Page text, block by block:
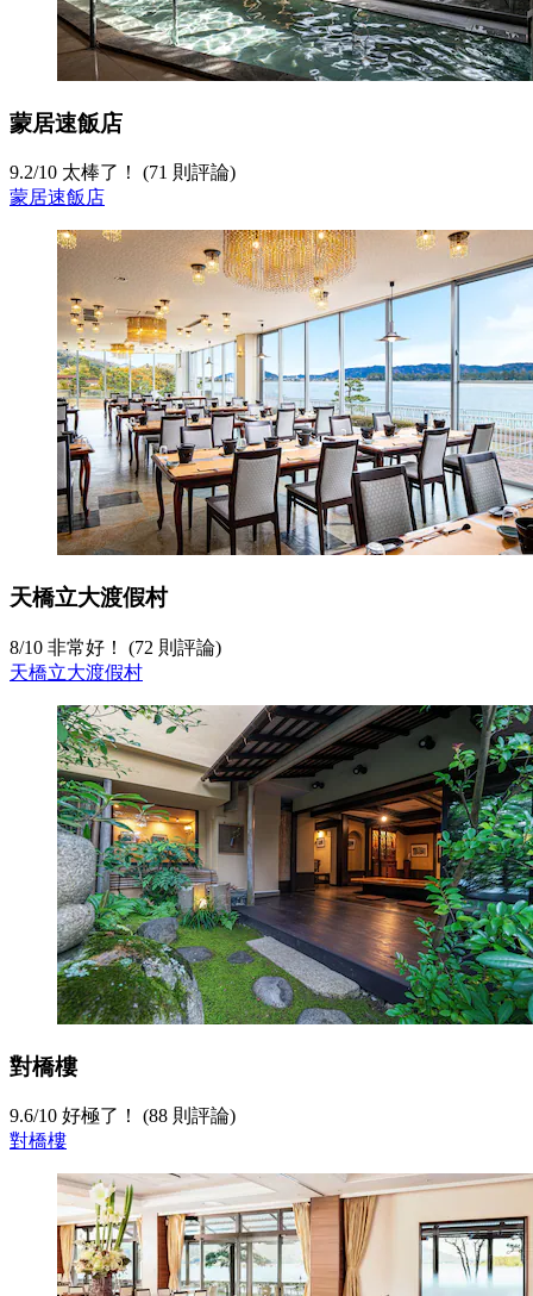
蒙居速飯店
9.2/10 太棒了！ (71 則評論)
蒙居速飯店
天橋立大渡假村
8/10 非常好！ (72 則評論)
天橋立大渡假村
對橋樓
9.6/10 好極了！ (88 則評論)
對橋樓